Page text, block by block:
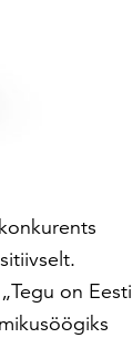
on Eesti